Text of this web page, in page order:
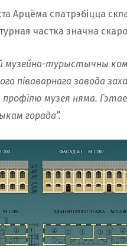
Арцёма спатрэбіцца
частка значна
музейна-турыстычны
піваварнага завода
профілю музея няма.
горада”.